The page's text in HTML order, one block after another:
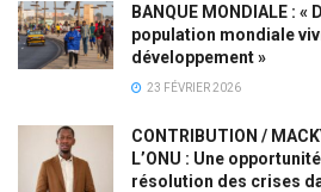
BANQUE MONDIALE : «
population mondiale
développement »
23 FÉVRIER 2026
CONTRIBUTION /
L’ONU : Une
résolution des crises